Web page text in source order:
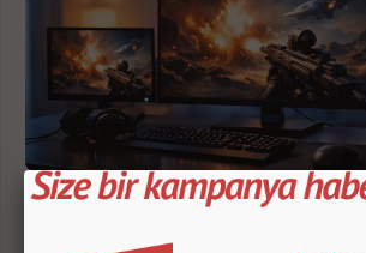
Oyuncu Monitörü Kaç İnç
çözünürlük, mesafe, oyun türü ve bütçeye